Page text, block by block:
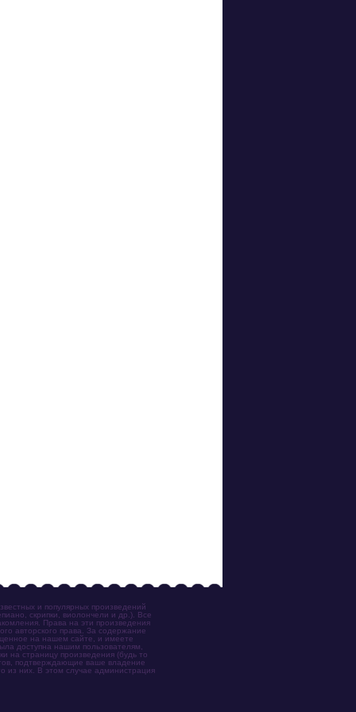
и популярных произведений
скрипки, виолончели и др.). Все
Права на эти произведения
авторского права. За содержание
на нашем сайте, и имеете
доступна нашим пользователям,
на страницу произведения (будь то
подтверждающие ваше владение
из них. В этом случае администрация